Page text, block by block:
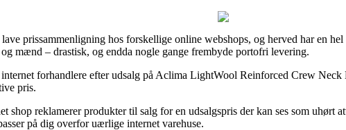
prissammenligning hos forskellige online webshops, og herved har en
mænd – drastisk, og endda nogle gange frembyde portofri levering.
forhandlere efter udsalg på Aclima LightWool Reinforced Crew
pris.
reklamerer produkter til salg for en udsalgspris der kan ses som uhørt
på dig overfor uærlige internet varehuse.